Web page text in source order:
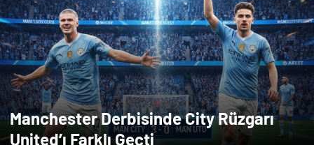
Manchester Derbisinde City Rüzgarı
United’ı Farklı Geçti